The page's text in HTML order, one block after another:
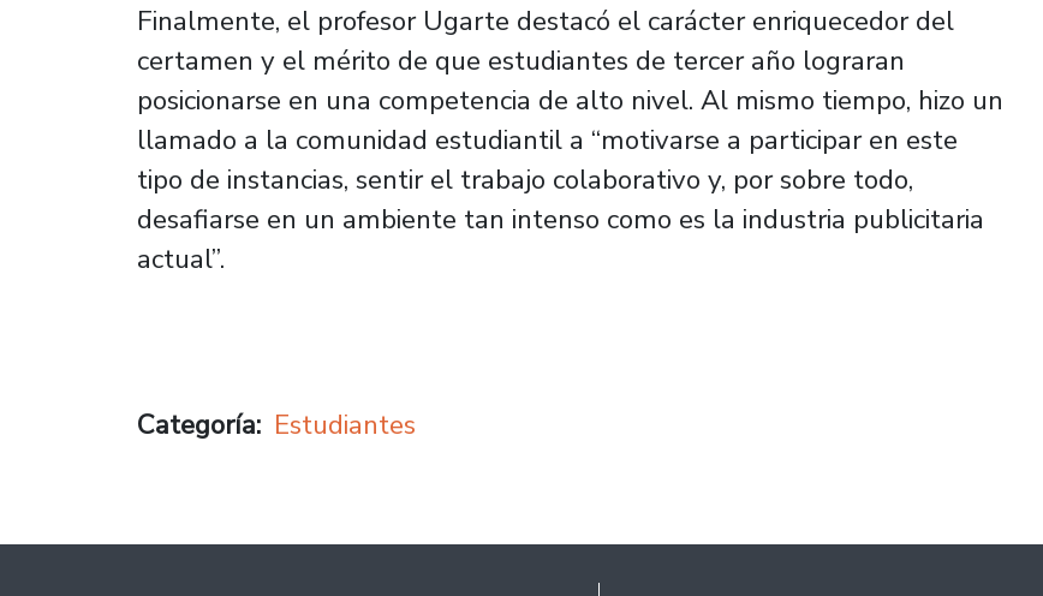
Finalmente, el profesor Ugarte destacó el carácter enriquecedor del
certamen y el mérito de que estudiantes de tercer año lograran
posicionarse en una competencia de alto nivel. Al mismo tiempo, hizo un
llamado a la comunidad estudiantil a “motivarse a participar en este
tipo de instancias, sentir el trabajo colaborativo y, por sobre todo,
desafiarse en un ambiente tan intenso como es la industria publicitaria
actual”.
Categoría Estudiantes